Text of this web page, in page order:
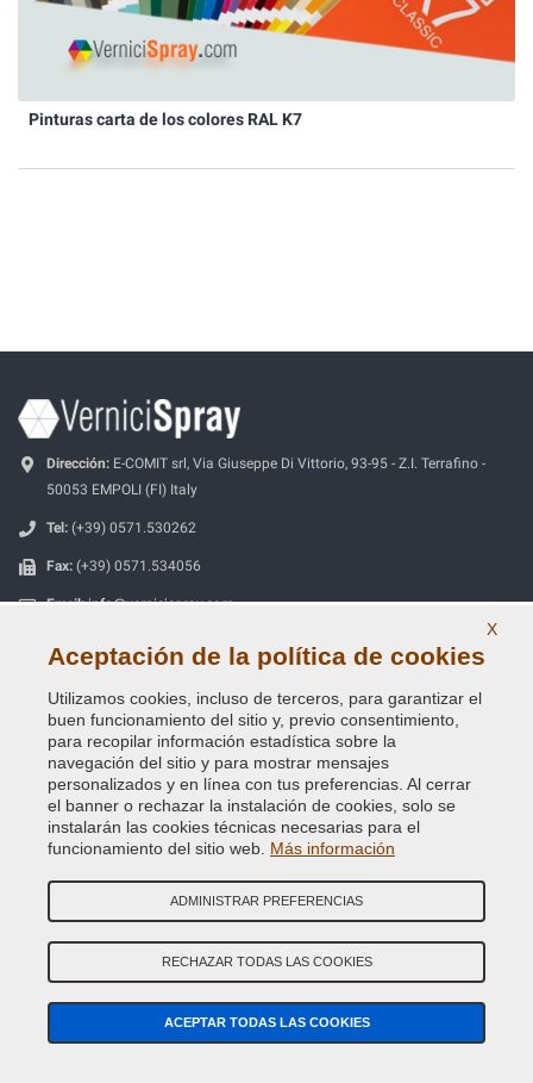
Pinturas carta de los colores RAL K7
Dirección: E-COMIT srl, Via Giuseppe Di Vittorio, 93-95 - Z.I. Terrafino -
50053 EMPOLI (FI) Italy
Tel: (+39) 0571.530262
Fax: (+39) 0571.534056
Email: info@vernicispray.com
PAGOS SEGUROS
Información útil
Términos y condiciones generales de venta
Mapa Web
X
Aceptación de la política de cookies
Utilizamos cookies, incluso de terceros, para garantizar el
buen funcionamiento del sitio y, previo consentimiento,
para recopilar información estadística sobre la
navegación del sitio y para mostrar mensajes
personalizados y en línea con tus preferencias. Al cerrar
el banner o rechazar la instalación de cookies, solo se
instalarán las cookies técnicas necesarias para el
funcionamiento del sitio web. Más información
ADMINISTRAR PREFERENCIAS
RECHAZAR TODAS LAS COOKIES
ACEPTAR TODAS LAS COOKIES